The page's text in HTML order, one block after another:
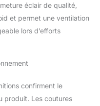
éclair de qualité,
et permet une ventilation
lors d’efforts
confirment le
produit. Les coutures